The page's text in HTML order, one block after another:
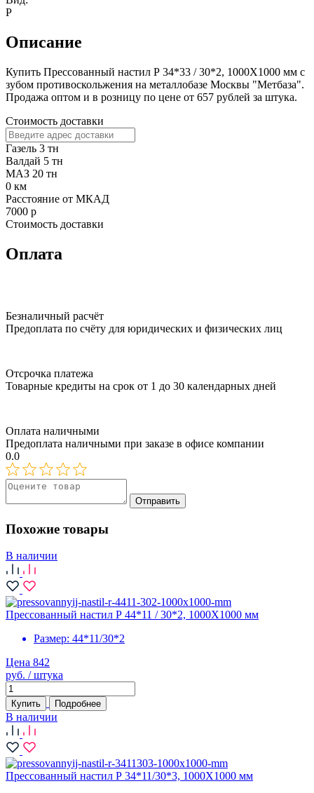
Р
Описание
Купить Прессованный настил Р 34*33 / 30*2, 1000X1000 мм с
зубом противоскольжения на металлобазе Москвы "Метбаза".
Продажа оптом и в розницу по цене от 657 рублей за штука.
Стоимость доставки
Газель 3 тн
Валдай 5 тн
МАЗ 20 тн
0 км
Расстояние от МКАД
7000 р
Стоимость доставки
Оплата
Безналичный расчёт
Предоплата по счёту для юридических и физических лиц
Отсрочка платежа
Товарные кредиты на срок от 1 до 30 календарных дней
Оплата наличными
Предоплата наличными при заказе в офисе компании
0.0
Отправить
Похожие товары
В наличии
Прессованный настил Р 44*11 / 30*2, 1000X1000 мм
Размер: 44*11/30*2
Цена 842
руб. / штука
Купить Подробнее
В наличии
Прессованный настил Р 34*11/30*3, 1000X1000 мм